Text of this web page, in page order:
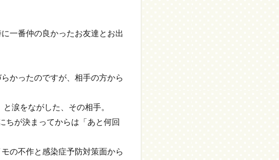
一番仲の良かったお友達とお出
かったのですが、相手の方から
涙をながした、その相手。
ちが決まってからは「あと何回
の不作と感染症予防対策面から